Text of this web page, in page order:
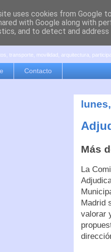
transporte, movilidad, arquitectura,
Contacto
Más
La
Madrid
valorar
uses cookies from Google
with Google along with
and to detect and address